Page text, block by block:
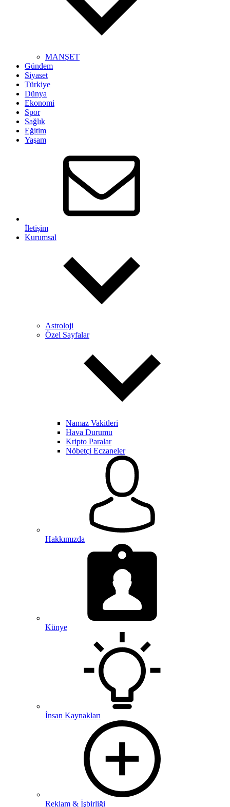
MANŞET
Gündem
Siyaset
Türkiye
Dünya
Ekonomi
Spor
Sağlık
Eğitim
Yaşam
İletişim
Kurumsal
Astroloji
Özel Sayfalar
Namaz Vakitleri
Hava Durumu
Kripto Paralar
Nöbetçi Eczaneler
Hakkımızda
Künye
İnsan Kaynakları
Reklam & İşbirliği